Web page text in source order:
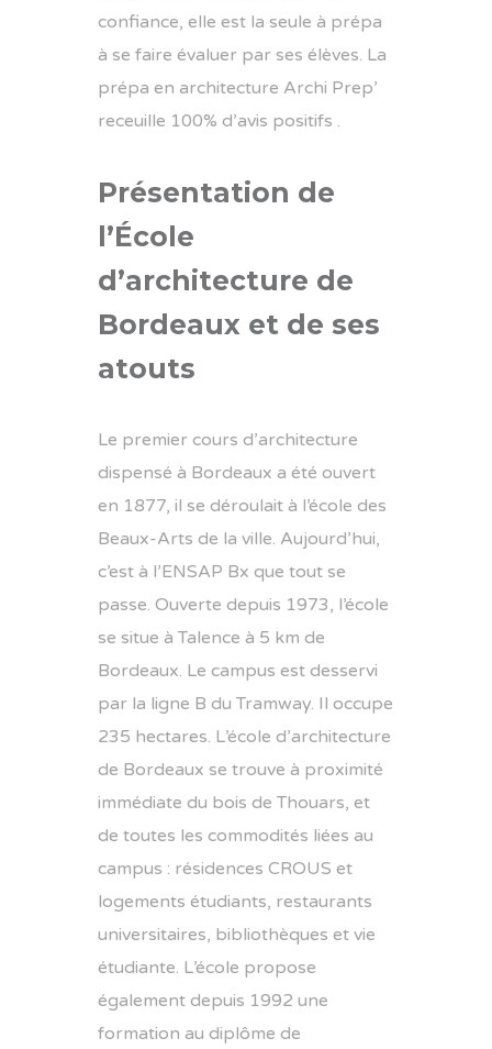
confiance, elle est la seule à prépa
à se faire évaluer par ses élèves. La
prépa en architecture Archi Prep’
receuille 100% d’avis positifs .
Présentation de
l’École
d’architecture de
Bordeaux et de ses
atouts
Le premier cours d’architecture
dispensé à Bordeaux a été ouvert
en 1877, il se déroulait à l’école des
Beaux-Arts de la ville. Aujourd’hui,
c’est à l’ENSAP Bx que tout se
passe. Ouverte depuis 1973, l’école
se situe à Talence à 5 km de
Bordeaux. Le campus est desservi
par la ligne B du Tramway. Il occupe
235 hectares. L’école d’architecture
de Bordeaux se trouve à proximité
immédiate du bois de Thouars, et
de toutes les commodités liées au
campus : résidences CROUS et
logements étudiants, restaurants
universitaires, bibliothèques et vie
étudiante. L’école propose
également depuis 1992 une
formation au diplôme de